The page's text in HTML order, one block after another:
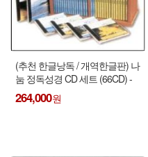
(추천 한글낭독 / 개역한글판) 나
눔 정독성경 CD 세트 (66CD) -
나무 케이스 제외 !!!
264,000